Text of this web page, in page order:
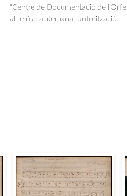
"Centre de Documentació de
altre ús cal demanar autorització.